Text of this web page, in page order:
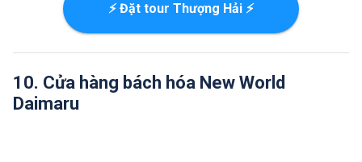
⚡ Đặt tour Thượng Hải ⚡
10. Cửa hàng bách hóa New World
Daimaru